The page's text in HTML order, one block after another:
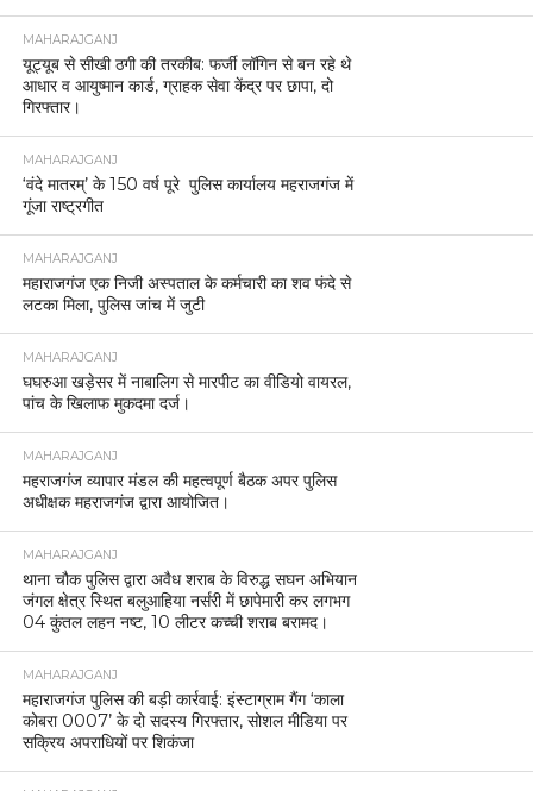
MAHARAJGANJ
यूट्यूब से सीखी ठगी की तरकीब: फर्जी लॉगिन से बन रहे थे
आधार व आयुष्मान कार्ड, ग्राहक सेवा केंद्र पर छापा, दो
गिरफ्तार।
MAHARAJGANJ
‘वंदे मातरम्’ के 150 वर्ष पूरे पुलिस कार्यालय महराजगंज में
गूंजा राष्ट्रगीत
MAHARAJGANJ
महाराजगंज एक निजी अस्पताल के कर्मचारी का शव फंदे से
लटका मिला, पुलिस जांच में जुटी
MAHARAJGANJ
घघरुआ खड़ेसर में नाबालिग से मारपीट का वीडियो वायरल,
पांच के खिलाफ मुकदमा दर्ज।
MAHARAJGANJ
महराजगंज व्यापार मंडल की महत्वपूर्ण बैठक अपर पुलिस
अधीक्षक महराजगंज द्वारा आयोजित।
MAHARAJGANJ
थाना चौक पुलिस द्वारा अवैध शराब के विरुद्ध सघन अभियान
जंगल क्षेत्र स्थित बलुआहिया नर्सरी में छापेमारी कर लगभग
04 कुंतल लहन नष्ट, 10 लीटर कच्ची शराब बरामद।
MAHARAJGANJ
महाराजगंज पुलिस की बड़ी कार्रवाई: इंस्टाग्राम गैंग ‘काला
कोबरा 0007’ के दो सदस्य गिरफ्तार, सोशल मीडिया पर
सक्रिय अपराधियों पर शिकंजा